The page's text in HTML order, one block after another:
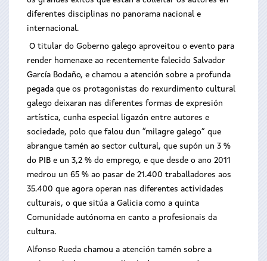
diferentes disciplinas no panorama nacional e
internacional.
O titular do Goberno galego aproveitou o evento para
render homenaxe ao recentemente falecido Salvador
García Bodaño, e chamou a atención sobre a profunda
pegada que os protagonistas do rexurdimento cultural
galego deixaran nas diferentes formas de expresión
artística, cunha especial ligazón entre autores e
sociedade, polo que falou dun “milagre galego” que
abrangue tamén ao sector cultural, que supón un 3 %
do PIB e un 3,2 % do emprego, e que desde o ano 2011
medrou un 65 % ao pasar de 21.400 traballadores aos
35.400 que agora operan nas diferentes actividades
culturais, o que sitúa a Galicia como a quinta
Comunidade autónoma en canto a profesionais da
cultura.
Alfonso Rueda chamou a atención tamén sobre a